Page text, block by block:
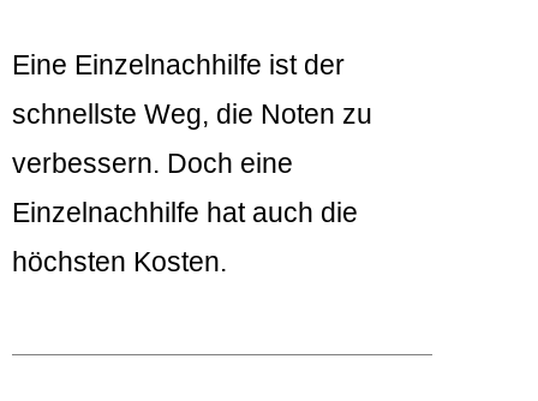
Eine Einzelnachhilfe ist der
schnellste Weg, die Noten zu
verbessern. Doch eine
Einzelnachhilfe hat auch die
höchsten Kosten.